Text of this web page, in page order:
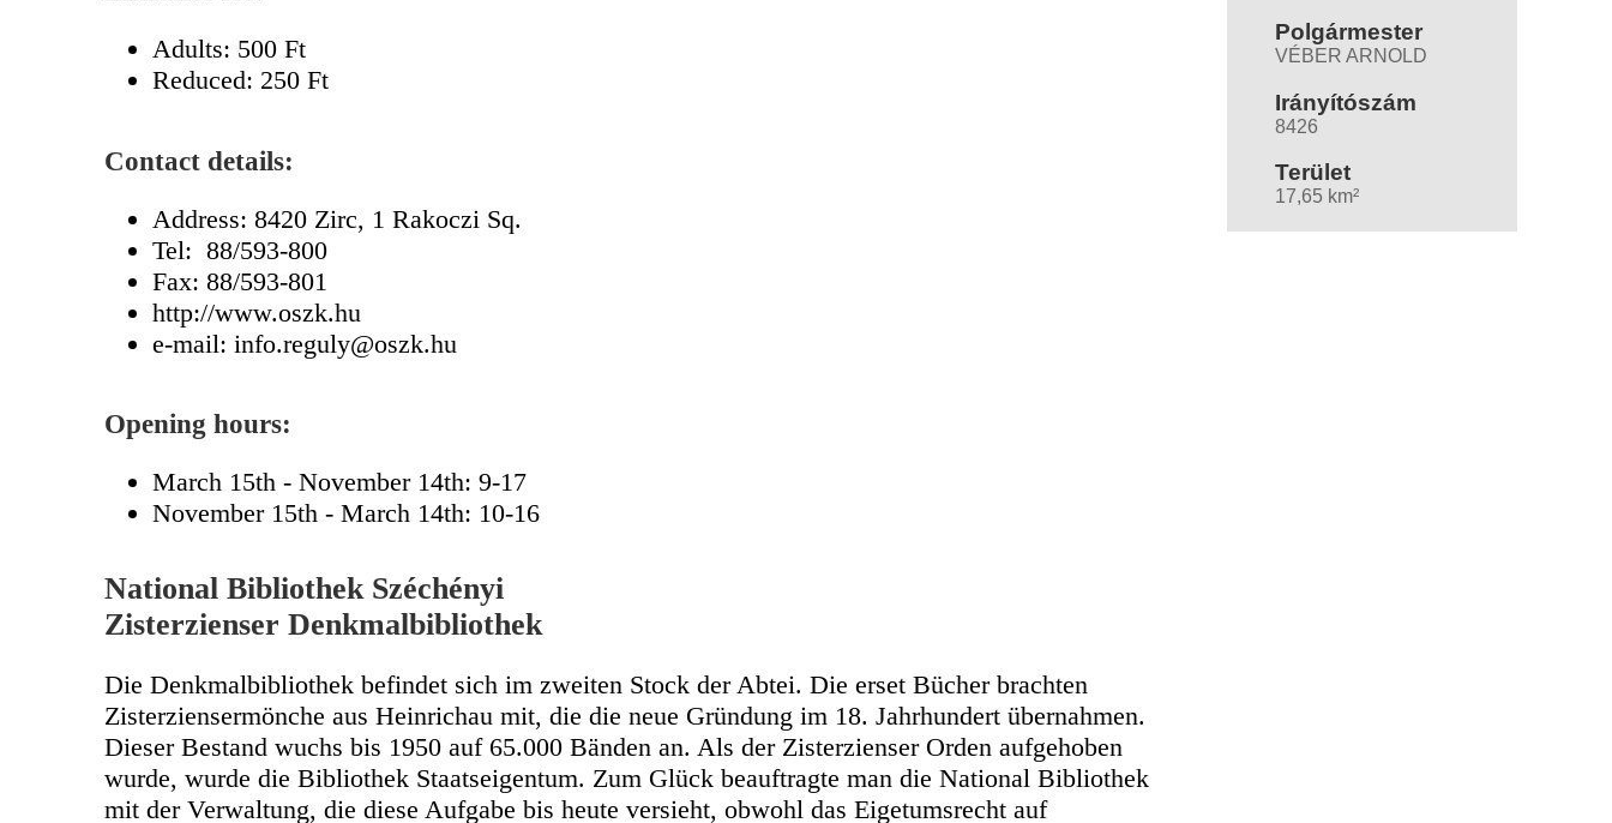
Adults: 500 Ft
Reduced: 250 Ft
Contact details:
Address: 8420 Zirc, 1 Rakoczi Sq.
Tel: 88/593-800
Fax: 88/593-801
http://www.oszk.hu
e-mail: info.reguly@oszk.hu
Opening hours:
March 15th - November 14th: 9-17
November 15th - March 14th: 10-16
National Bibliothek Széchényi
Zisterzienser Denkmalbibliothek
Die Denkmalbibliothek befindet sich im zweiten Stock der Abtei. Die erset Bücher brachten
Zisterziensermönche aus Heinrichau mit, die die neue Gründung im 18. Jahrhundert übernahmen.
Dieser Bestand wuchs bis 1950 auf 65.000 Bänden an. Als der Zisterzienser Orden aufgehoben
wurde, wurde die Bibliothek Staatseigentum. Zum Glück beauftragte man die National Bibliothek
mit der Verwaltung, die diese Aufgabe bis heute versieht, obwohl das Eigetumsrecht auf
Polgármester
VÉBER ARNOLD
Irányítószám
8426
Terület
17,65 km²